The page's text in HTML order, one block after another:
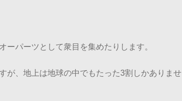
ーパーツとして衆目を集めたりします。
が、地上は地球の中でもたった3割しかありませ